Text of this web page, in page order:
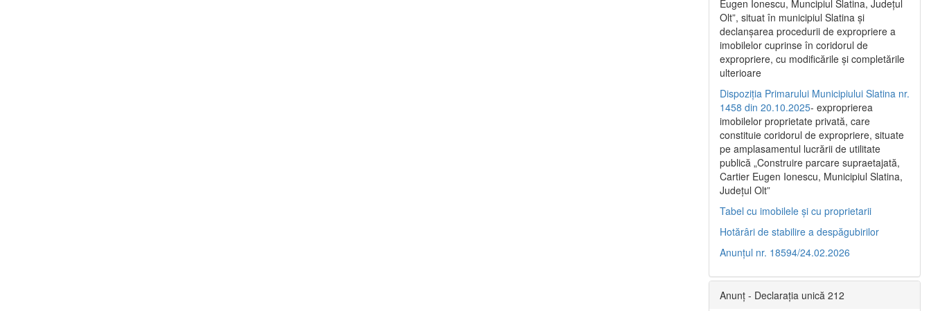
Eugen Ionescu, Muncipiul Slatina, Judeţul
Olt”, situat în municipiul Slatina şi
declanşarea procedurii de expropriere a
imobilelor cuprinse în coridorul de
expropriere, cu modificările şi completările
ulterioare
Dispoziția Primarului Municipiului Slatina nr.
1458 din 20.10.2025- exproprierea
imobilelor proprietate privată, care
constituie coridorul de expropriere, situate
pe amplasamentul lucrării de utilitate
publică „Construire parcare supraetajată,
Cartier Eugen Ionescu, Municipiul Slatina,
Județul Olt”
Tabel cu imobilele și cu proprietarii
Hotărâri de stabilire a despăgubirilor
Anunțul nr. 18594/24.02.2026
Anunț - Declarația unică 212